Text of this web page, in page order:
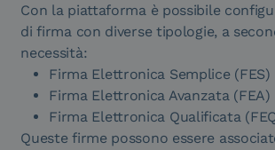
Con la piattaforma è possibile
di firma con diverse tipologie, a
necessità:
Firma Elettronica Semplice (FES)
Firma Elettronica Avanzata (FEA)
Firma Elettronica Qualificata
Queste firme possono essere